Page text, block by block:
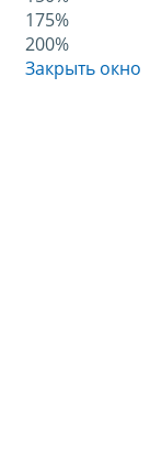
175%
200%
Закрыть окно